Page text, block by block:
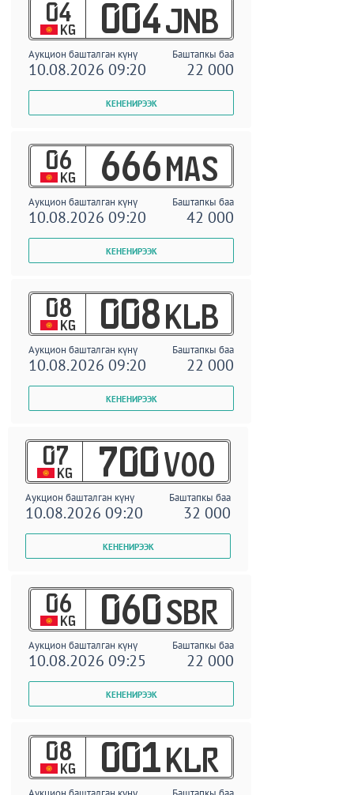
04
KG 004 JNB
Аукцион башталган күнү Баштапкы баа
10.08.2026 09:20 22 000
06
KG 666 MAS
Аукцион башталган күнү Баштапкы баа
10.08.2026 09:20 42 000
08
KG 008 KLB
Аукцион башталган күнү Баштапкы баа
10.08.2026 09:20 22 000
07
KG 700 VOO
Аукцион башталган күнү Баштапкы баа
10.08.2026 09:20 32 000
06
KG 060 SBR
Аукцион башталган күнү Баштапкы баа
10.08.2026 09:25 22 000
08
KG 001 KLR